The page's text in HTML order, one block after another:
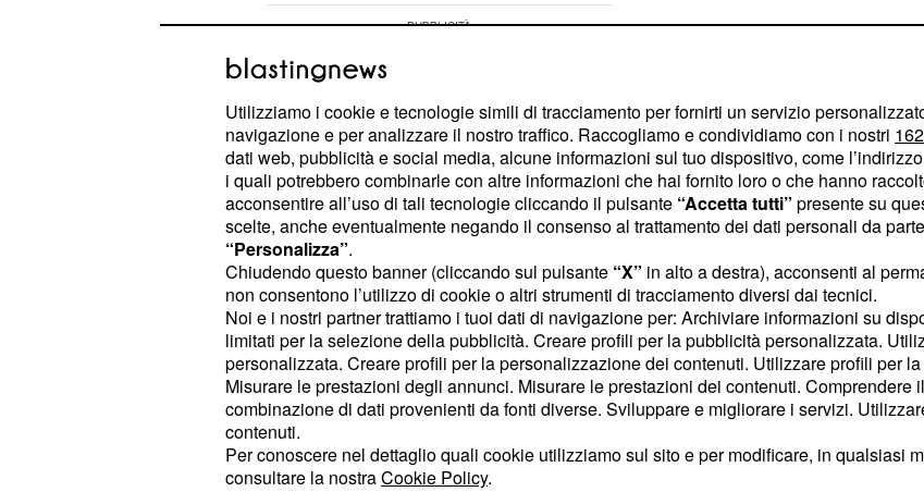
Utilizziamo i cookie e tecnologie simili di tracciamento per fornirti un servizio
navigazione e per analizzare il nostro traffico. Raccogliamo e condividiamo con i nostri
dati web, pubblicità e social media, alcune informazioni sul tuo dispositivo, come
i quali potrebbero combinarle con altre informazioni che hai fornito loro o che hanno
acconsentire all’uso di tali tecnologie cliccando il pulsante “Accetta tutti” presente su
scelte, anche eventualmente negando il consenso al trattamento dei dati personali da
“Personalizza”.
Chiudendo questo banner (cliccando sul pulsante “X” in alto a destra), acconsenti al
non consentono l’utilizzo di cookie o altri strumenti di tracciamento diversi dai tecnici.
Noi e i nostri partner trattiamo i tuoi dati di navigazione per: Archiviare informazioni su
limitati per la selezione della pubblicità. Creare profili per la pubblicità personalizzata.
personalizzata. Creare profili per la personalizzazione dei contenuti. Utilizzare profili per
Misurare le prestazioni degli annunci. Misurare le prestazioni dei contenuti. Comprendere
combinazione di dati provenienti da fonti diverse. Sviluppare e migliorare i servizi.
contenuti.
Per conoscere nel dettaglio quali cookie utilizziamo sul sito e per modificare, in qualsiasi
consultare la nostraCookie Policy.